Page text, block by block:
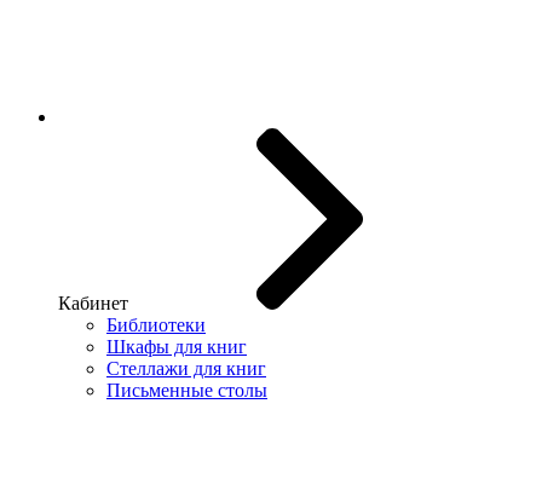
Кабинет
Библиотеки
Шкафы для книг
Стеллажи для книг
Письменные столы